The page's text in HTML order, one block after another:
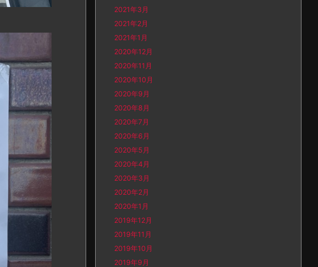
2021年3月
2021年2月
2021年1月
2020年12月
2020年11月
2020年10月
2020年9月
2020年8月
2020年7月
2020年6月
2020年5月
2020年4月
2020年3月
2020年2月
2020年1月
2019年12月
2019年11月
2019年10月
2019年9月